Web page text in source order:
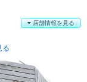
る
店舗情報を見る